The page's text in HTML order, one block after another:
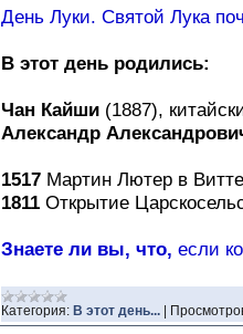
День Луки. Святой Лука
В этот день родились:
Чан Кайши (1887),
Александр
1517 Мартин Лютер в
1811 Открытие
Знаете ли вы, что, если
Категория: В этот день...